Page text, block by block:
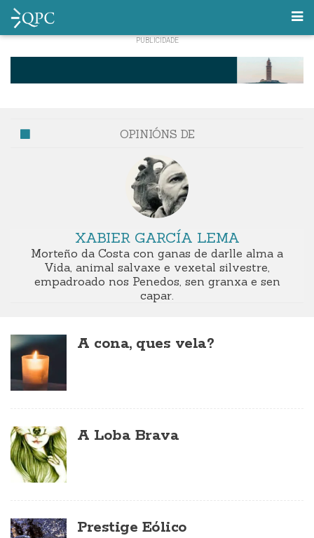
OPINIÓNS DE
XABIER GARCÍA LEMA
Morteño da Costa con ganas de darlle alma a
Vida, animal salvaxe e vexetal silvestre,
empadroado nos Penedos, sen granxa e sen
capar.
A cona, ques vela?
A Loba Brava
Prestige Eólico